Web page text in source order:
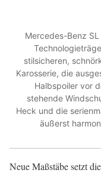
Mercedes-Benz
stilsicheren,
Karosserie, die
Halbspoiler vor
stehende
Heck und die
äußerst
Neue Maßstäbe setzt